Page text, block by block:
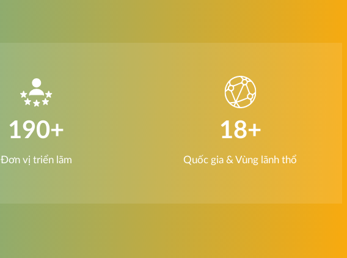
Đơn vị triển lãm
190+
Quốc gia & Vùng lãnh thổ
18+